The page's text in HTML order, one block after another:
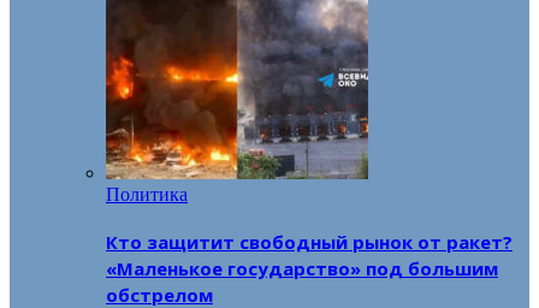
Политика
Кто защитит свободный рынок от ракет?
«Маленькое государство» под большим
обстрелом